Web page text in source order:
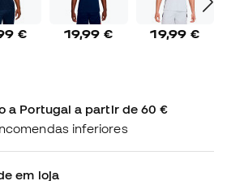
€ 19,99 € 19,99 €
a Portugal a partir de 60 €
inferiores
em loja